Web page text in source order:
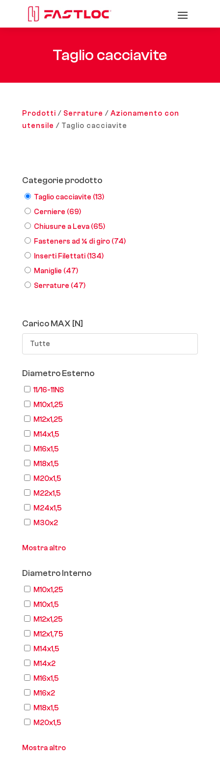
Taglio cacciavite
Prodotti / Serrature / Azionamento con
utensile / Taglio cacciavite
Categorie prodotto
Taglio cacciavite (13)
Cerniere (69)
Chiusure a Leva (65)
Fasteners ad ¼ di giro (74)
Inserti Filettati (134)
Maniglie (47)
Serrature (47)
Carico MAX [N]
Tutte
Diametro Esterno
11/16-11NS
M10x1,25
M12x1,25
M14x1,5
M16x1,5
M18x1,5
M20x1,5
M22x1,5
M24x1,5
M30x2
Mostra altro
Diametro Interno
M10x1,25
M10x1,5
M12x1,25
M12x1,75
M14x1,5
M14x2
M16x1,5
M16x2
M18x1,5
M20x1,5
Mostra altro